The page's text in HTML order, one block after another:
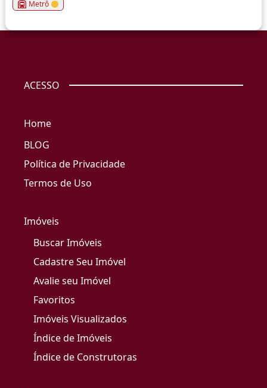
Metrô
ACESSO
Home
BLOG
Política de Privacidade
Termos de Uso
Imóveis
Buscar Imóveis
Cadastre Seu Imóvel
Avalie seu Imóvel
Favoritos
Imóveis Visualizados
Índice de Imóveis
Índice de Construtoras